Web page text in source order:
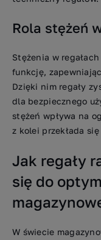
Rola stężeń
Stężenia w
funkcję,
Dzięki nim regały
dla bezpiecznego
stężeń wpływa na
z kolei przekłada
Jak regały
się do
W świecie